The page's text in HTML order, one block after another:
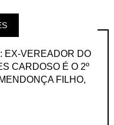
EX-VEREADOR DO
CARDOSO É O 2º
FILHO,